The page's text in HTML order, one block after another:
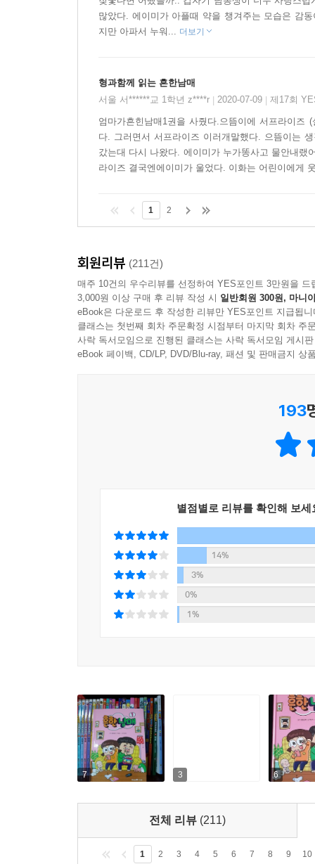
많았다. 에이미가 아플때 약을 챙겨주는 모습은 감
지만 아파서 누워... 더보기
형과함께 읽는 흔한남매
서울 서******교 1학년 z****r
2020-07-09 제17회
엄마가흔힌남매1권을 사줬다.으뜸이에 서프라이
다. 그러면서 서프라이즈 이러개말했다. 으뜸이는
갔는대 다시 나왔다. 에이미가 누가똥사고 물안내
라이즈 결국엔에이미가 울었다. 이화는 어린이에게
1 2
회원리뷰 (211건)
매주 10건의 우수리뷰를 선정하여 YES포인트 3만원을 드
3,000원 이상 구매 후 리뷰 작성 시 일반회원 300원, 마니
eBook은 다운로드 후 작성한 리뷰만 YES포인트 지급됩니
클래스는 첫번째 회차 주문확정 시점부터 마지막 회차 주
사락 독서모임으로 진행된 클래스는 사락 독서모임 게시
eBook 페이백, CD/LP, DVD/Blu-ray, 패션 및 판매금지 상
193
별점별로 리뷰를 확인해 보세
14%
3%
0%
1%
7 3 6
전체 리뷰 (211)
1 2 3 4 5 6 7 8 9 10